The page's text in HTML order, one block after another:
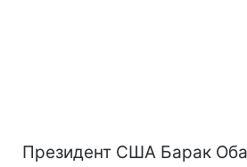
Президент США Барак